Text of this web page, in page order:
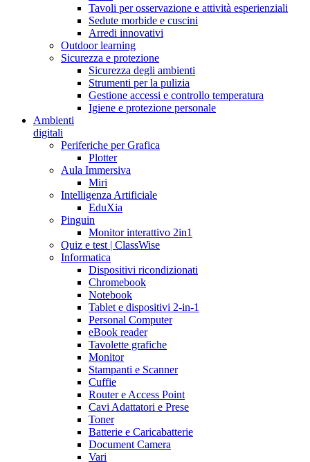
Tavoli per osservazione e attività esperienziali
Sedute morbide e cuscini
Arredi innovativi
Outdoor learning
Sicurezza e protezione
Sicurezza degli ambienti
Strumenti per la pulizia
Gestione accessi e controllo temperatura
Igiene e protezione personale
Ambienti
digitali
Periferiche per Grafica
Plotter
Aula Immersiva
Miri
Intelligenza Artificiale
EduXia
Pinguin
Monitor interattivo 2in1
Quiz e test | ClassWise
Informatica
Dispositivi ricondizionati
Chromebook
Notebook
Tablet e dispositivi 2-in-1
Personal Computer
eBook reader
Tavolette grafiche
Monitor
Stampanti e Scanner
Cuffie
Router e Access Point
Cavi Adattatori e Prese
Toner
Batterie e Caricabatterie
Document Camera
Vari